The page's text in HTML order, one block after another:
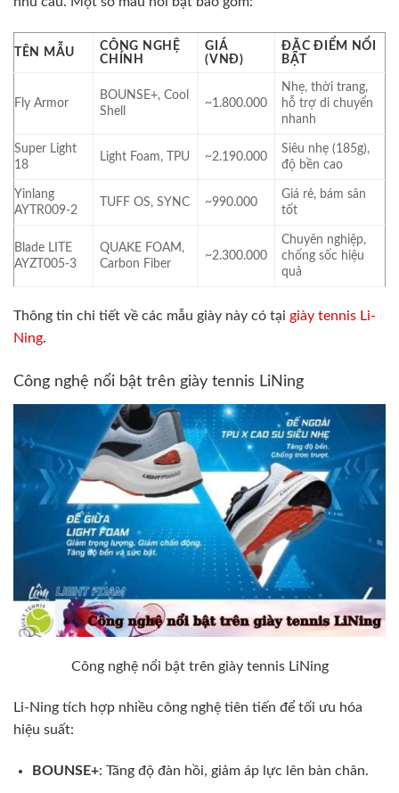
TÊN MẪU
CÔNG NGHỆ
CHÍNH
GIÁ
(VNĐ)
ĐẶC ĐIỂM NỔI
BẬT
Fly Armor
BOUNSE+, Cool
Shell
~1.800.000
Nhẹ, thời trang,
hỗ trợ di chuyển
nhanh
Super Light
18
Light Foam, TPU ~2.190.000
Siêu nhẹ (185g),
độ bền cao
Yinlang
AYTR009-2
TUFF OS, SYNC ~990.000
Giá rẻ, bám sân
tốt
Blade LITE
AYZT005-3
QUAKE FOAM,
Carbon Fiber
~2.300.000
Chuyên nghiệp,
chống sốc hiệu
quả
Thông tin chi tiết về các mẫu giày này có tại giày tennis Li-
Ning.
Công nghệ nổi bật trên giày tennis LiNing
Công nghệ nổi bật trên giày tennis LiNing
Li-Ning tích hợp nhiều công nghệ tiên tiến để tối ưu hóa
hiệu suất:
BOUNSE+: Tăng độ đàn hồi, giảm áp lực lên bàn chân.